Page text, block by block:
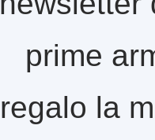
prime
regalo la